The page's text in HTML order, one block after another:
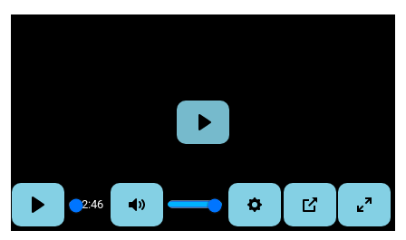
Play
02:46
Mute
Settings
Enter
Play